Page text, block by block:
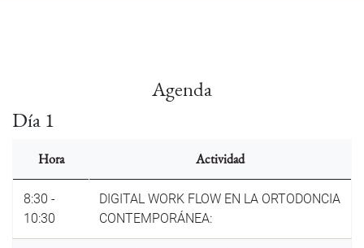
Agenda
Día 1
Hora Actividad
8:30 -
10:30
DIGITAL WORK FLOW EN LA ORTODONCIA
CONTEMPORÁNEA: